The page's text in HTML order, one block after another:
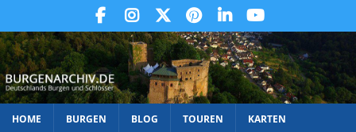
HOME BURGEN BLOG TOUREN KARTEN